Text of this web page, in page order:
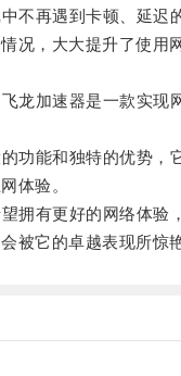
再遇到卡顿、延迟
况，大大提升了使用
加速器是一款实现
能和独特的优势，
体验。
有更好的网络体验
被它的卓越表现所惊艳